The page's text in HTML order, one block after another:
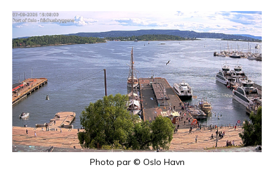
Photo par © Oslo Havn